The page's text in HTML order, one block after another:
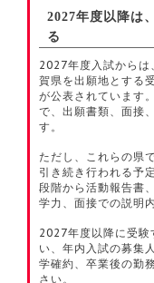
2027年度以降は
る
2027年度入試からは
賀県を出願地とする
が公表されています
で、出願書類、面接
す。
ただし、これらの県
引き続き行われる予
段階から活動報告書
学力、面接での説明
2027年度以降に受験
い、年内入試の募集
学確約、卒業後の勤
さい。